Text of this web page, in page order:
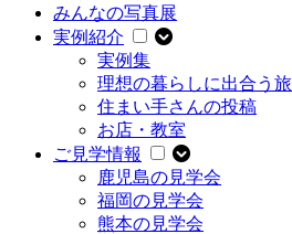
みんなの写真展
実例紹介
実例集
理想の暮らしに出合う旅
住まい手さんの投稿
お店・教室
ご見学情報
鹿児島の見学会
福岡の見学会
熊本の見学会